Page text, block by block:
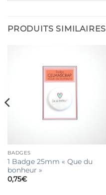
PRODUITS SIMILAIRES
BADGES
1 Badge 25mm « Que du
bonheur »
0,75€